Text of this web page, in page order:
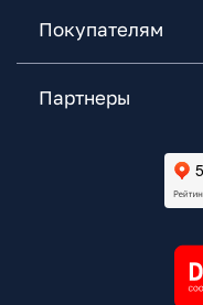
Покупателям
Партнеры